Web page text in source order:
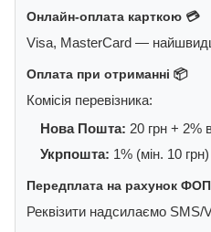
Онлайн-оплата карткою 💳
Visa, MasterCard —
Оплата при отриманні 📦
Комісія перевізника:
Нова Пошта: 20 грн + 2%
Укрпошта: 1% (мін. 10 грн)
Передплата на рахунок
Реквізити надсилаємо SMS/